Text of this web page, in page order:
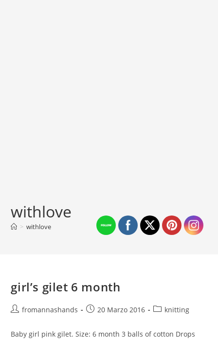
withlove
> withlove
girl’s gilet 6 month
Autorefromannashands
Articolo20 Marzo 2016
Categoria
knitting
Baby girl pink gilet. Size: 6 month 3 balls of cotton Drops